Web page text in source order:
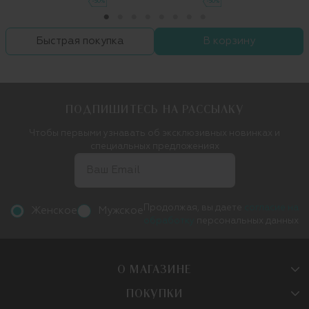
-50% -50%
Быстрая покупка В корзину
О МАГАЗИНЕ
ПОКУПКИ